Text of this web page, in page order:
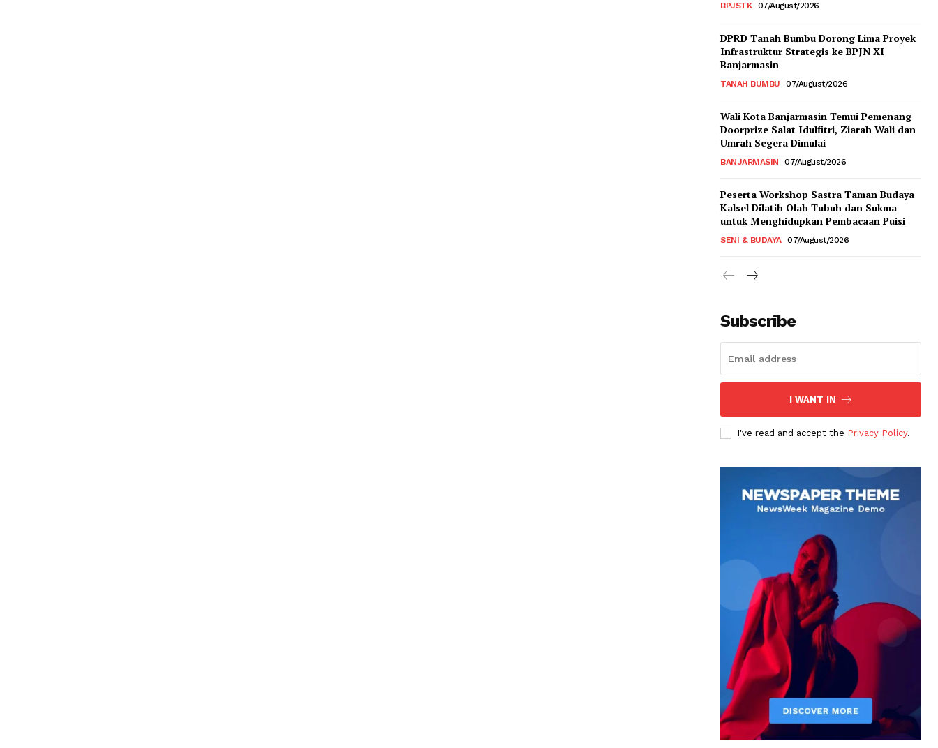
BPJSTK 07/August/2026
DPRD Tanah Bumbu Dorong Lima Proyek
Infrastruktur Strategis ke BPJN XI
Banjarmasin
TANAH BUMBU 07/August/2026
Wali Kota Banjarmasin Temui Pemenang
Doorprize Salat Idulfitri, Ziarah Wali dan
Umrah Segera Dimulai
BANJARMASIN 07/August/2026
Peserta Workshop Sastra Taman Budaya
Kalsel Dilatih Olah Tubuh dan Sukma
untuk Menghidupkan Pembacaan Puisi
SENI & BUDAYA 07/August/2026
Subscribe
I WANT IN
I've read and accept the Privacy Policy.